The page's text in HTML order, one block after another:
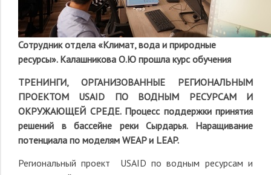
Сотрудник отдела «Климат, вода и природные
ресурсы». Калашникова О.Ю прошла курс обучения
ТРЕНИНГИ, ОРГАНИЗОВАННЫЕ РЕГИОНАЛЬНЫМ
ПРОЕКТОМ USAID ПО ВОДНЫМ РЕСУРСАМ И
ОКРУЖАЮЩЕЙ СРЕДЕ. Процесс поддержки принятия
решений в бассейне реки Сырдарья. Наращивание
потенциала по моделям WEAPи LEAP.
Региональный проект USAID по водным ресурсам и